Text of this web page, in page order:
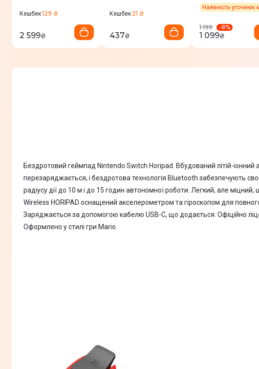
White (GP100S-W)
Кешбек129 ₴
2 599₴
Кешбек 21 ₴
437₴
1 199 -8%
1 099₴
Бездротовий геймпад Nintendo Switch Horipad. Вбудований літій-іонний
перезаряджається, і бездротова технологія Bluetooth забезпечують
радіусу дії до 10 м і до 15 годин автономної роботи. Легкий, але
Wireless HORIPAD оснащений акселерометром та гіроскопом для
Заряджається за допомогою кабелю USB-C, що додається. Офіційно
Оформлено у стилі гри Mario.